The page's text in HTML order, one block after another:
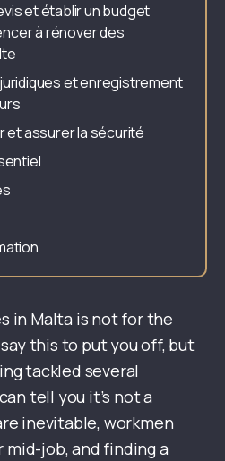
et établir un budget
à rénover des
et enregistrement
et assurer la sécurité
in Malta is not for the
this to put you off, but
tackled several
tell you it’s not a
inevitable, workmen
job, and finding a